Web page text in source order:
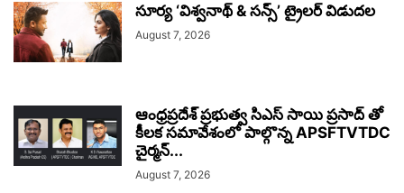
సూర్య ‘విశ్వనాథ్ & సన్స్’ ట్రైలర్ విడుదల
August 7, 2026
ఆంధ్రప్రదేశ్ ప్రభుత్వ సిఎస్ సాయి ప్రసాద్ తో
కీలక సమావేశంలో పాల్గొన్న APSFTVTDC
చైర్మన్...
August 7, 2026